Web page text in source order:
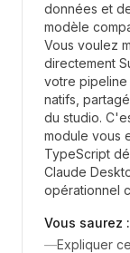
données et
modèle
Vous voulez
directement
votre pipeline
natifs,
du studio.
module vous
TypeScript
Claude
opérationnel
Vous saurez :
—Expliquer